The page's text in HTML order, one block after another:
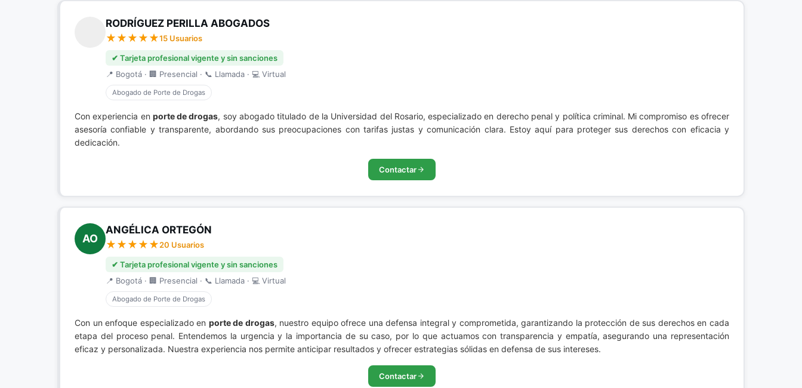
RODRÍGUEZ PERILLA ABOGADOS
15 Usuarios
✔ Tarjeta profesional vigente y sin sanciones
📍 Bogotá · 🏢 Presencial · 📞 Llamada · 💻 Virtual
Abogado de Porte de Drogas
Con experiencia en porte de drogas, soy abogado titulado de la Universidad del Rosario, especializado en derecho penal y política criminal. Mi compromiso es ofrecer
asesoría confiable y transparente, abordando sus preocupaciones con tarifas justas y comunicación clara. Estoy aquí para proteger sus derechos con eficacia y
dedicación.
Contactar
AO
ANGÉLICA ORTEGÓN
20 Usuarios
✔ Tarjeta profesional vigente y sin sanciones
📍 Bogotá · 🏢 Presencial · 📞 Llamada · 💻 Virtual
Abogado de Porte de Drogas
Con un enfoque especializado en porte de drogas, nuestro equipo ofrece una defensa integral y comprometida, garantizando la protección de sus derechos en cada
etapa del proceso penal. Entendemos la urgencia y la importancia de su caso, por lo que actuamos con transparencia y empatía, asegurando una representación
eficaz y personalizada. Nuestra experiencia nos permite anticipar resultados y ofrecer estrategias sólidas en defensa de sus intereses.
Contactar